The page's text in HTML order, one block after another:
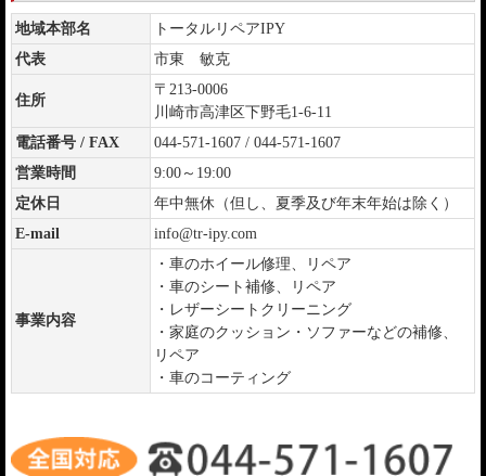
地域本部名
トータルリペアIPY
代表
市東 敏克
住所
〒213-0006
川崎市高津区下野毛1-6-11
電話番号 / FAX
044-571-1607 / 044-571-1607
営業時間
9:00～19:00
定休日
年中無休（但し、夏季及び年末年始は除く）
E-mail
info@tr-ipy.com
事業内容
・車のホイール修理、リペア
・車のシート補修、リペア
・レザーシートクリーニング
・家庭のクッション・ソファーなどの補修、
リペア
・車のコーティング